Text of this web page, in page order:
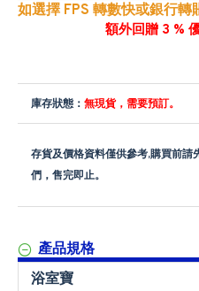
如選擇 FPS 轉數快或銀行轉
額外回贈 3 %
庫存狀態： 無現貨，需要預訂。
存貨及價格資料僅供參考,購買前
們，售完即止。
產品規格
浴室寶